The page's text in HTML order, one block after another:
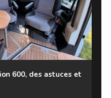
600, des astuces et